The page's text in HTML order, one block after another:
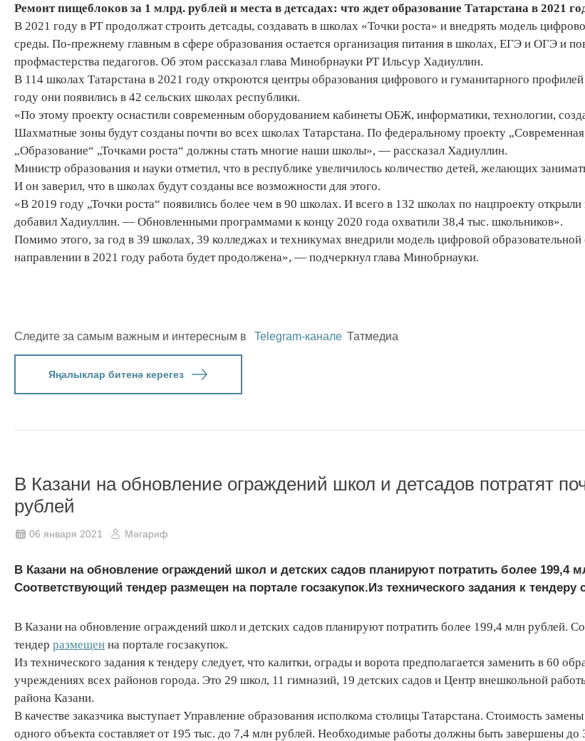
Ремонт пищеблоков за 1 млрд. рублей и места в детсадах: что ждет образование Татарстана в 2021
В 2021 году в РТ продолжат строить детсады, создавать в школах «Точки роста» и внедрять модель
среды. По-прежнему главным в сфере образования остается организация питания в школах, ЕГЭ и ОГЭ и
профмастерства педагогов. Об этом рассказал глава Минобрнауки РТ Ильсур Хадиуллин.
В 114 школах Татарстана в 2021 году откроются центры образования цифрового и гуманитарного
году они появились в 42 сельских школах республики.
«По этому проекту оснастили современным оборудованием кабинеты ОБЖ, информатики, технологии,
Шахматные зоны будут созданы почти во всех школах Татарстана. По федеральному проекту
„Образование“ „Точками роста“ должны стать многие наши школы», — рассказал Хадиуллин.
Министр образования и науки отметил, что в республике увеличилось количество детей, желающих
И он заверил, что в школах будут созданы все возможности для этого.
«В 2019 году „Точки роста“ появились более чем в 90 школах. И всего в 132 школах по нацпроекту
добавил Хадиуллин. — Обновленными программами к концу 2020 года охватили 38,4 тыс. школьников».
Помимо этого, за год в 39 школах, 39 колледжах и техникумах внедрили модель цифровой
направлении в 2021 году работа будет продолжена», — подчеркнул глава Минобрнауки.
Следите за самым важным и интересным в Telegram-канале Татмедиа
Яңалыклар битенә керегез
В Казани на обновление ограждений школ и детсадов потратят
рублей
06 января 2021 Мәгариф
В Казани на обновление ограждений школ и детских садов планируют потратить более 199,4
Соответствующий тендер размещен на портале госзакупок.Из технического задания к тендеру
В Казани на обновление ограждений школ и детских садов планируют потратить более 199,4 млн рублей.
тендер размещен на портале госзакупок.
Из технического задания к тендеру следует, что калитки, ограды и ворота предполагается заменить в 60
учреждениях всех районов города. Это 29 школ, 11 гимназий, 19 детских садов и Центр внешкольной
района Казани.
В качестве заказчика выступает Управление образования исполкома столицы Татарстана. Стоимость
одного объекта составляет от 195 тыс. до 7,4 млн рублей. Необходимые работы должны быть завершены до